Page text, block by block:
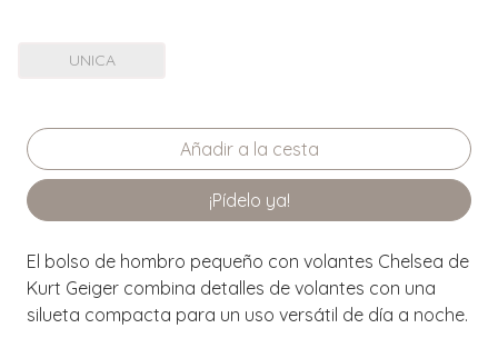
UNICA
¡Pídelo ya!
El bolso de hombro pequeño con volantes Chelsea de
Kurt Geiger combina detalles de volantes con una
silueta compacta para un uso versátil de día a noche.